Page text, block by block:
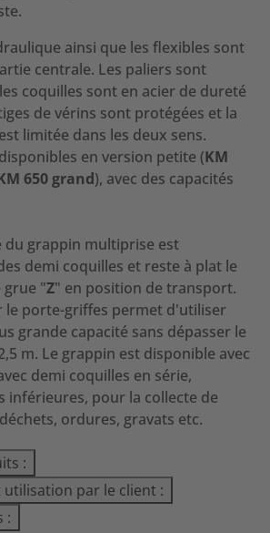
ainsi que les flexibles sont
centrale. Les paliers sont
coquilles sont en acier de dureté
de vérins sont protégées et la
limitée dans les deux sens.
en version petite (KM
650 grand), avec des capacités
du grappin multiprise est
demi coquilles et reste à plat le
grue "Z" en position de transport.
le porte-griffes permet d'utiliser
grande capacité sans dépasser le
m. Le grappin est disponible avec
demi coquilles en série,
inférieures, pour la collecte de
ordures, gravats etc.
:
par le client :
: